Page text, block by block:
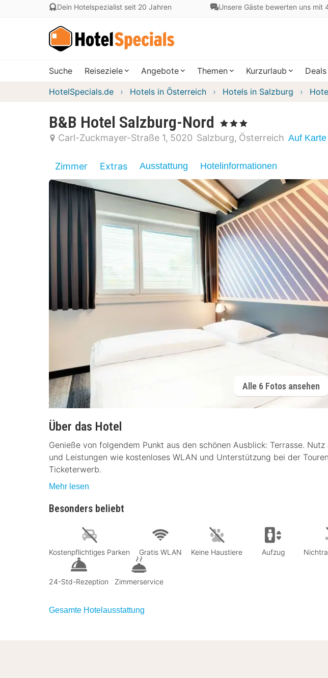
Dein Hotelspezialist seit 20 Jahren Unsere Gäste bewerten uns mit
Suche Reiseziele Angebote Themen Kurzurlaub Deals
HotelSpecials.de Hotels in Österreich Hotels in Salzburg
B&B Hotel Salzburg-Nord , 3 Sterne
Carl-Zuckmayer-Straße 1 5020 Salzburg Österreich Auf
Zimmer Extras Ausstattung Hotelinformationen
Alle 6 Fotos ansehen
Über das Hotel
Genieße von folgendem Punkt aus den schönen Ausblick: Terrasse.
und Leistungen wie kostenloses WLAN und Unterstützung bei der
Ticketerwerb.
Mehr lesen
Besonders beliebt
Kostenpflichtiges Parken Gratis WLAN Keine Haustiere Aufzug
24-Std-Rezeption Zimmerservice
Gesamte Hotelausstattung